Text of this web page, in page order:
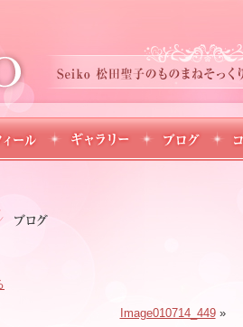
Image010714_449»